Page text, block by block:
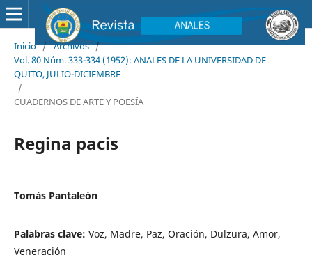
Inicio / Archivos /
Vol. 80 Núm. 333-334 (1952): ANALES DE LA UNIVERSIDAD DE
QUITO, JULIO-DICIEMBRE
/
CUADERNOS DE ARTE Y POESÍA
Regina pacis
Tomás Pantaleón
Palabras clave: Voz, Madre, Paz, Oración, Dulzura, Amor,
Veneración